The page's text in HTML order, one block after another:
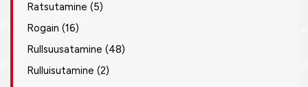
Ratsutamine (5)
Rogain (16)
Rullsuusatamine (48)
Rulluisutamine (2)